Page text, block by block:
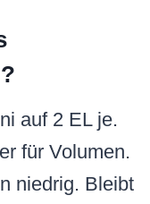
auf 2 EL je.
für Volumen.
niedrig. Bleibt